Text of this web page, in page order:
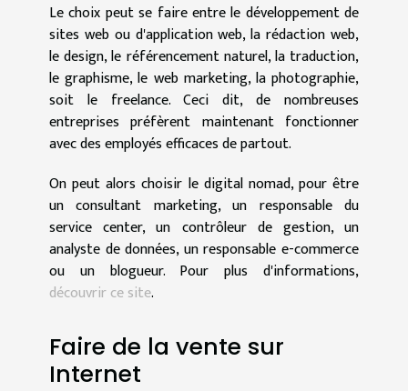
Le choix peut se faire entre le développement de
sites web ou d'application web, la rédaction web,
le design, le référencement naturel, la traduction,
le graphisme, le web marketing, la photographie,
soit le freelance. Ceci dit, de nombreuses
entreprises préfèrent maintenant fonctionner
avec des employés efficaces de partout.
On peut alors choisir le digital nomad, pour être
un consultant marketing, un responsable du
service center, un contrôleur de gestion, un
analyste de données, un responsable e-commerce
ou un blogueur. Pour plus d'informations,
découvrir ce site.
Faire de la vente sur
Internet